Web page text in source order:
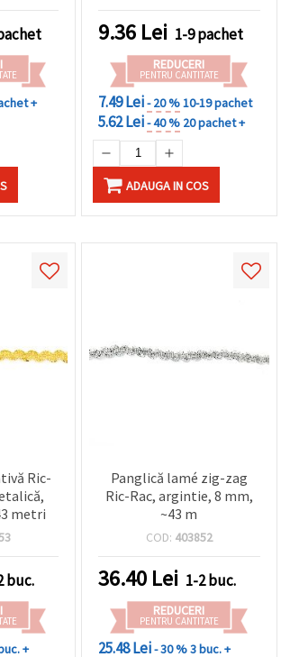
+
9.36 Lei 1-9 pachet
REDUCERI
PENTRU CANTITATE
7.49 Lei- 20 %10-19 pachet
5.62 Lei- 40 % 20 pachet +
ADAUGA IN COS
Ric-
metri
buc.
+
Panglică lamé zig-zag
Ric-Rac, argintie, 8 mm,
~43 m
COD: 403852
36.40 Lei 1-2 buc.
REDUCERI
PENTRU CANTITATE
25.48 Lei- 30 %3 buc. +